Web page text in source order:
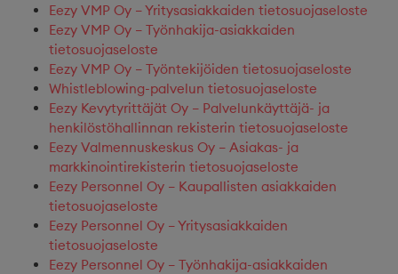
Eezy VMP Oy – Yritysasiakkaiden tietosuojaseloste
Eezy VMP Oy – Työnhakija-asiakkaiden
tietosuojaseloste
Eezy VMP Oy – Työntekijöiden tietosuojaseloste
Whistleblowing-palvelun tietosuojaseloste
Eezy Kevytyrittäjät Oy – Palvelunkäyttäjä- ja
henkilöstöhallinnan rekisterin tietosuojaseloste
Eezy Valmennuskeskus Oy – Asiakas- ja
markkinointirekisterin tietosuojaseloste
Eezy Personnel Oy – Kaupallisten asiakkaiden
tietosuojaseloste
Eezy Personnel Oy – Yritysasiakkaiden
tietosuojaseloste
Eezy Personnel Oy – Työnhakija-asiakkaiden